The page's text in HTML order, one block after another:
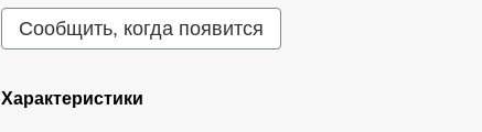
Сообщить, когда появится
Характеристики